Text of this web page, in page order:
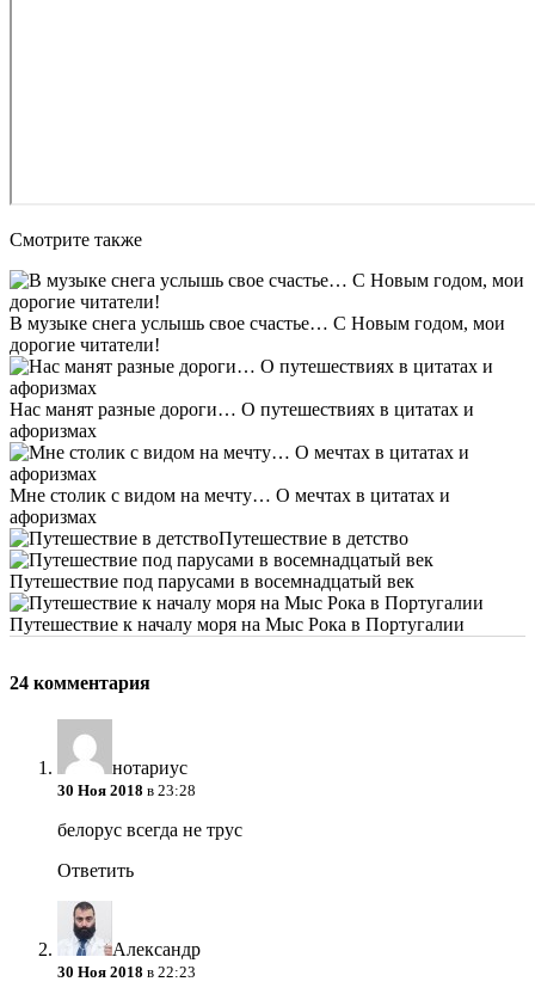
Смотрите также
В музыке снега услышь свое счастье… С Новым годом, мои
дорогие читатели!
Нас манят разные дороги… О путешествиях в цитатах и
афоризмах
Мне столик с видом на мечту… О мечтах в цитатах и
афоризмах
Путешествие в детство
Путешествие под парусами в восемнадцатый век
Путешествие к началу моря на Мыс Рока в Португалии
24 комментария
нотариус
30 Ноя 2018 в 23:28
белорус всегда не трус
Ответить
Александр
30 Ноя 2018 в 22:23